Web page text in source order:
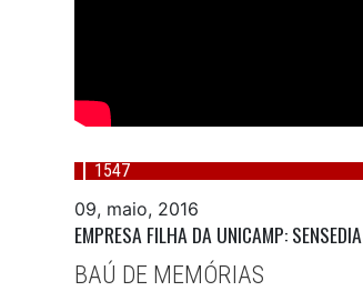
1547
09, maio, 2016
EMPRESA FILHA DA UNICAMP: SENSEDIA
BAÚ DE MEMÓRIAS